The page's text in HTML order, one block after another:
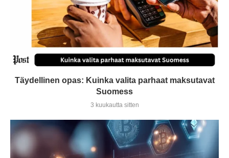
Täydellinen opas: Kuinka valita parhaat maksutavat
Suomess
3 kuukautta sitten